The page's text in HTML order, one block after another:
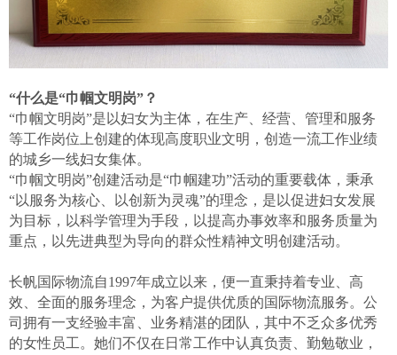
“什么是“巾帼文明岗”？
“巾帼文明岗”是以妇女为主体，在生产、经营、管理和服务
等工作岗位上创建的体现高度职业文明，创造一流工作业绩
的城乡一线妇女集体。
“巾帼文明岗”创建活动是“巾帼建功”活动的重要载体，秉承
“以服务为核心、以创新为灵魂”的理念，是以促进妇女发展
为目标，以科学管理为手段，以提高办事效率和服务质量为
重点，以先进典型为导向的群众性精神文明创建活动。
长帆国际物流自1997年成立以来，便一直秉持着专业、高
效、全面的服务理念，为客户提供优质的国际物流服务。公
司拥有一支经验丰富、业务精湛的团队，其中不乏众多优秀
的女性员工。她们不仅在日常工作中认真负责、勤勉敬业，